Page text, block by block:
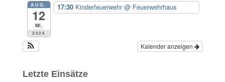
AUG.
12
Mi.
2026
17:30 Kinderfeuerwehr@ Feuerwehrhaus
Kalender anzeigen
Letzte Einsätze